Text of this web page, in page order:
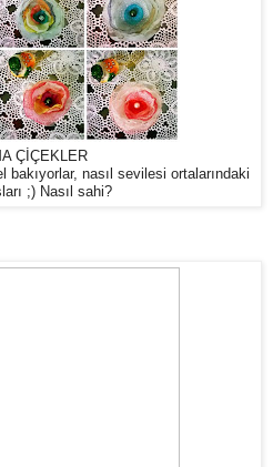
ÇİÇEKLER
bakıyorlar, nasıl sevilesi ortalarındaki
;) Nasıl sahi?